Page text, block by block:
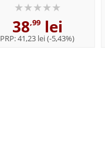
38,99lei
PRP:41,23 lei(-5,43%)